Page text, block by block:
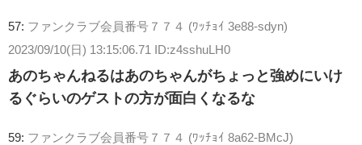
57: ファンクラブ会員番号７７４ (ﾜｯﾁｮｲ 3e88-sdyn)
2023/09/10(日) 13:15:06.71 ID:z4sshuLH0
あのちゃんねるはあのちゃんがちょっと強めにいけ
るぐらいのゲストの方が面白くなるな
59: ファンクラブ会員番号７７４ (ﾜｯﾁｮｲ 8a62-BMcJ)